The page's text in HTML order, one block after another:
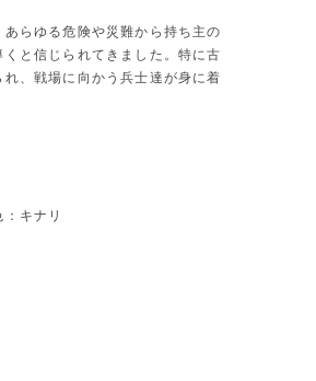
らゆる危険や災難から持ち主の
と信じられてきました。特に古
、戦場に向かう兵士達が身に着
キナリ